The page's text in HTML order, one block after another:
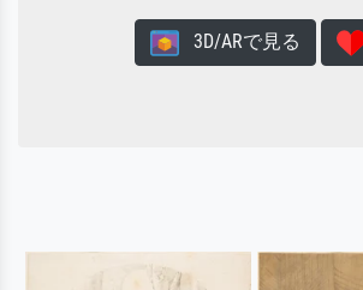
3D/ARで見る